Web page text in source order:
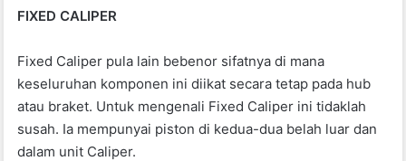
FIXED CALIPER
Fixed Caliper pula lain bebenor sifatnya di mana
keseluruhan komponen ini diikat secara tetap pada hub
atau braket. Untuk mengenali Fixed Caliper ini tidaklah
susah. Ia mempunyai piston di kedua-dua belah luar dan
dalam unit Caliper.